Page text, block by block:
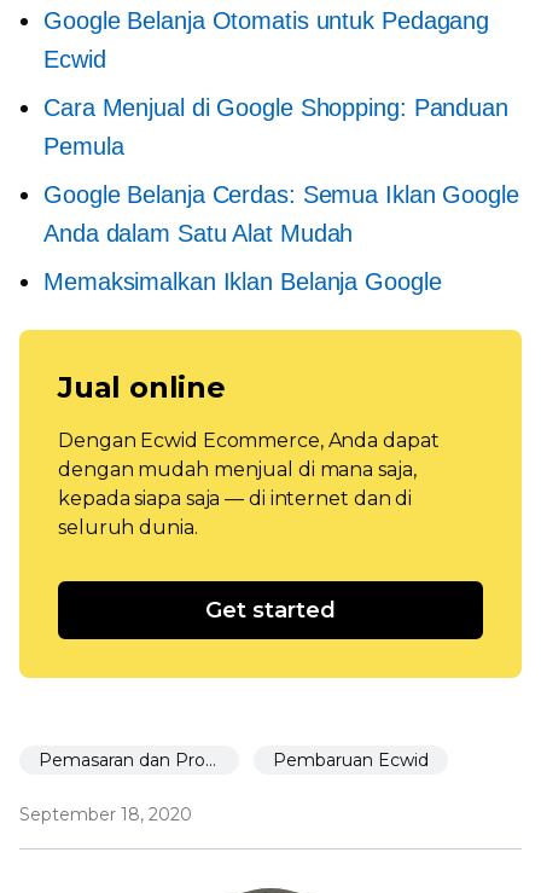
Google Belanja Otomatis untuk Pedagang
Ecwid
Cara Menjual di Google Shopping: Panduan
Pemula
Google Belanja Cerdas: Semua Iklan Google
Anda dalam Satu Alat Mudah
Memaksimalkan Iklan Belanja Google
Jual online
Dengan Ecwid Ecommerce, Anda dapat
dengan mudah menjual di mana saja,
kepada siapa saja — di internet dan di
seluruh dunia.
Get started
Pemasaran dan Promosi Pembaruan Ecwid
September 18, 2020